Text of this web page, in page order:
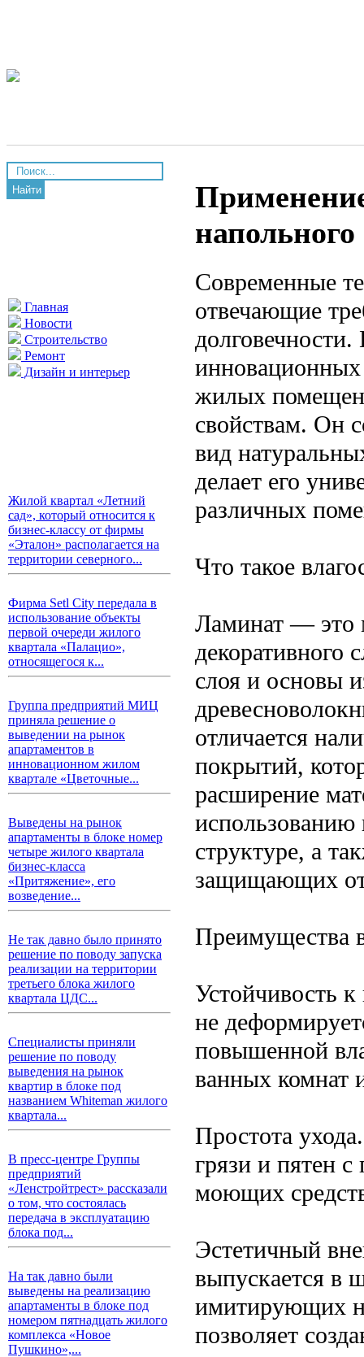
Найти
Главная
Новости
Строительство
Ремонт
Дизайн и интерьер
Жилой квартал «Летний
сад», который относится к
бизнес-классу от фирмы
«Эталон» располагается на
территории северного...
Фирма Setl City передала в
использование объекты
первой очереди жилого
квартала «Палацио»,
относящегося к...
Группа предприятий МИЦ
приняла решение о
выведении на рынок
апартаментов в
инновационном жилом
квартале «Цветочные...
Выведены на рынок
апартаменты в блоке номер
четыре жилого квартала
бизнес-класса
«Притяжение», его
возведение...
Не так давно было принято
решение по поводу запуска
реализации на территории
третьего блока жилого
квартала ЦДС...
Специалисты приняли
решение по поводу
выведения на рынок
квартир в блоке под
названием Whiteman жилого
квартала...
В пресс-центре Группы
предприятий
«Ленстройтрест» рассказали
о том, что состоялась
передача в эксплуатацию
блока под...
На так давно были
выведены на реализацию
апартаменты в блоке под
номером пятнадцать жилого
комплекса «Новое
Пушкино»,...
Современные
отвечающие
инновационных
жилых
свойствам. Он
вид
делает его
различных
Что такое
Ламинат — это
слоя и основы
отличается
покрытий,
расширение
использованию
структуре, а
защищающих от
Преимущества
Устойчивость
не
повышенной
ванных комнат
Простота
грязи и пятен
моющих
Эстетичный
выпускается в
имитирующих
позволяет